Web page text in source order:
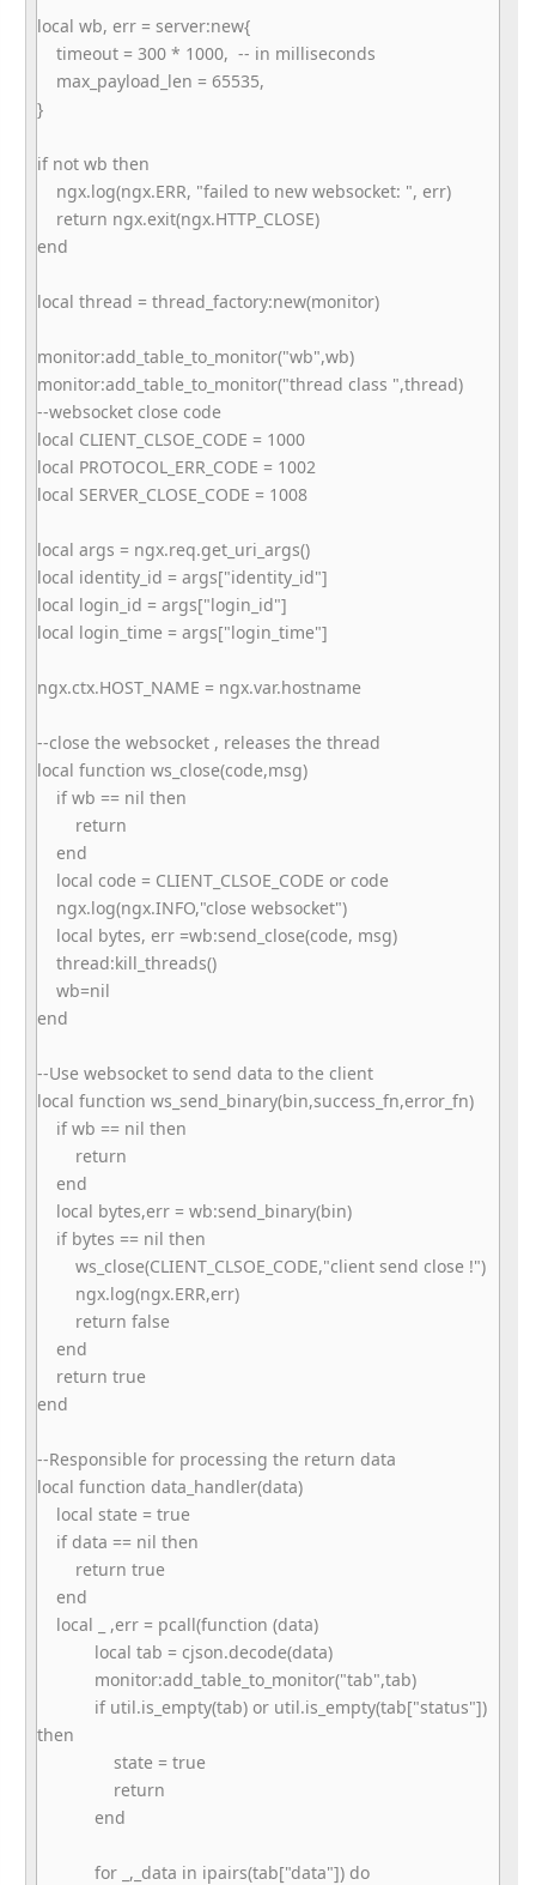
local wb, err = server:new{
timeout = 300 * 1000, -- in milliseconds
max_payload_len = 65535,
}
if not wb then
ngx.log(ngx.ERR, "failed to new websocket: ", err)
return ngx.exit(ngx.HTTP_CLOSE)
end
local thread = thread_factory:new(monitor)
monitor:add_table_to_monitor("wb",wb)
monitor:add_table_to_monitor("thread class ",thread)
--websocket close code
local CLIENT_CLSOE_CODE = 1000
local PROTOCOL_ERR_CODE = 1002
local SERVER_CLOSE_CODE = 1008
local args = ngx.req.get_uri_args()
local identity_id = args["identity_id"]
local login_id = args["login_id"]
local login_time = args["login_time"]
ngx.ctx.HOST_NAME = ngx.var.hostname
--close the websocket , releases the thread
local function ws_close(code,msg)
if wb == nil then
return
end
local code = CLIENT_CLSOE_CODE or code
ngx.log(ngx.INFO,"close websocket")
local bytes, err =wb:send_close(code, msg)
thread:kill_threads()
wb=nil
end
--Use websocket to send data to the client
local function ws_send_binary(bin,success_fn,error_fn)
if wb == nil then
return
end
local bytes,err = wb:send_binary(bin)
if bytes == nil then
ws_close(CLIENT_CLSOE_CODE,"client send close !")
ngx.log(ngx.ERR,err)
return false
end
return true
end
--Responsible for processing the return data
local function data_handler(data)
local state = true
if data == nil then
return true
end
local _ ,err = pcall(function (data)
local tab = cjson.decode(data)
monitor:add_table_to_monitor("tab",tab)
if util.is_empty(tab) or util.is_empty(tab["status"])
then
state = true
return
end
for _,_data in ipairs(tab["data"]) do